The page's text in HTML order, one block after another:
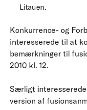
Litauen.
Konkurrence- og
interesserede til at
bemærkninger til
2010 kl. 12.
Særligt
version af